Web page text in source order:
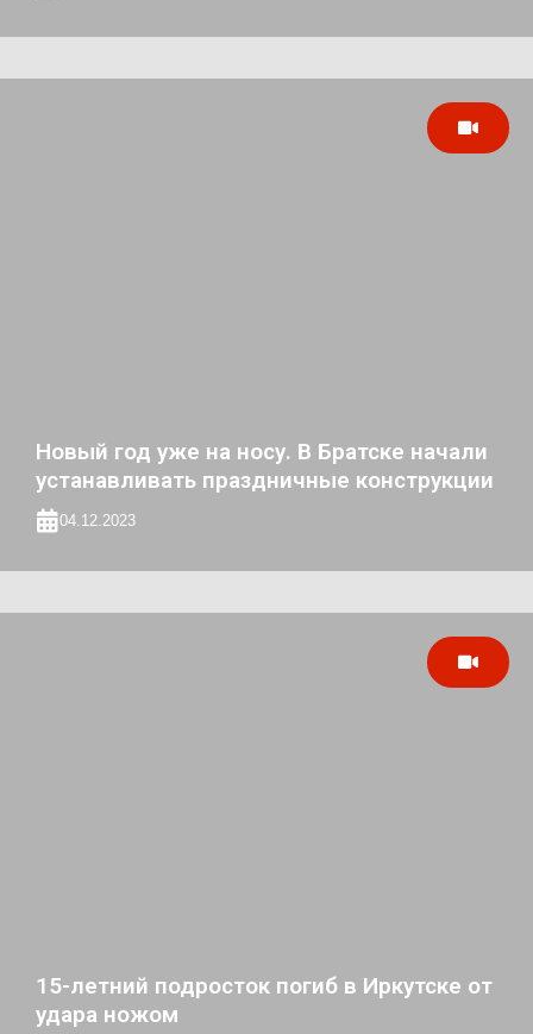
Новый год уже на носу. В Братске начали
устанавливать праздничные конструкции
04.12.2023
15-летний подросток погиб в Иркутске от
удара ножом